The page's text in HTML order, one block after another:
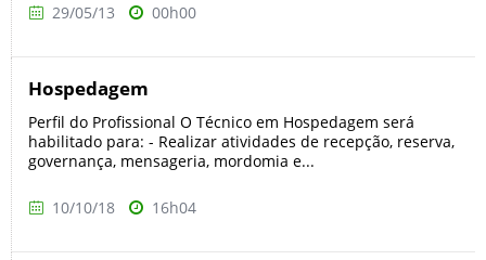
29/05/13 00h00
Hospedagem
Perfil do Profissional O Técnico em Hospedagem será
habilitado para: - Realizar atividades de recepção, reserva,
governança, mensageria, mordomia e...
10/10/18 16h04